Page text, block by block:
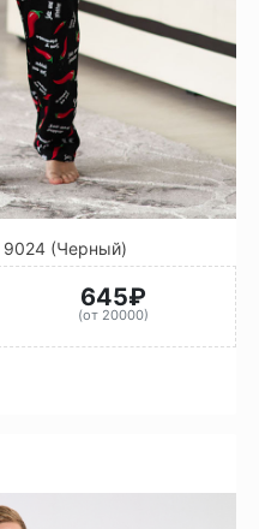
(Черный)
645₽
(от 20000)